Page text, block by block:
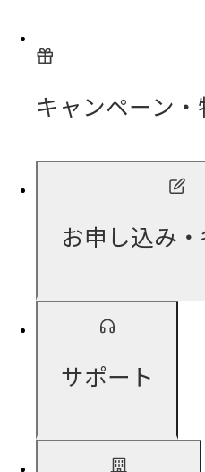
キャンペーン
お申し込み
サポート